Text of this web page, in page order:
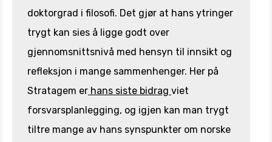
doktorgrad i filosofi. Det gjør at hans ytringer
trygt kan sies å ligge godt over
gjennomsnittsnivå med hensyn til innsikt og
refleksjon i mange sammenhenger. Her på
Stratagem er hans siste bidrag viet
forsvarsplanlegging, og igjen kan man trygt
tiltre mange av hans synspunkter om norske